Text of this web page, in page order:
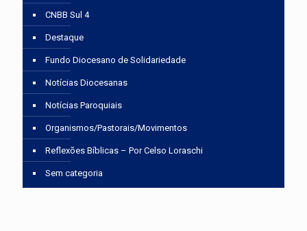
CNBB Sul 4
Destaque
Fundo Diocesano de Solidariedade
Notícias Diocesanas
Notícias Paroquiais
Organismos/Pastorais/Movimentos
Reflexões Bíblicas – Por Celso Loraschi
Sem categoria